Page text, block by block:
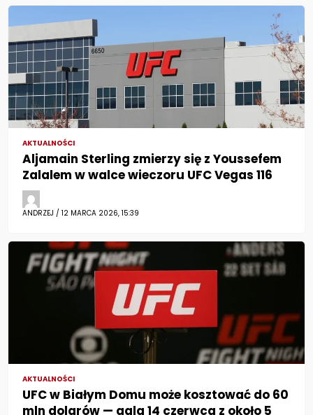
AKTUALNOŚCI
Aljamain Sterling zmierzy się z Youssefem
Zalalem w walce wieczoru UFC Vegas 116
ANDRZEJ / 12 MARCA 2026, 15:39
AKTUALNOŚCI
UFC w Białym Domu może kosztować do 60
mln dolarów — gala 14 czerwca z około 5